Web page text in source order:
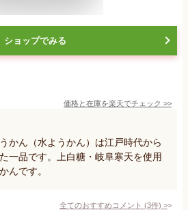
ショップでみる
価格と在庫を楽天でチェック >>
かん（水ようかん）は江戸時代から
一品です。上白糖・岐阜寒天を使用
んです。
全てのおすすめコメント (3件) >